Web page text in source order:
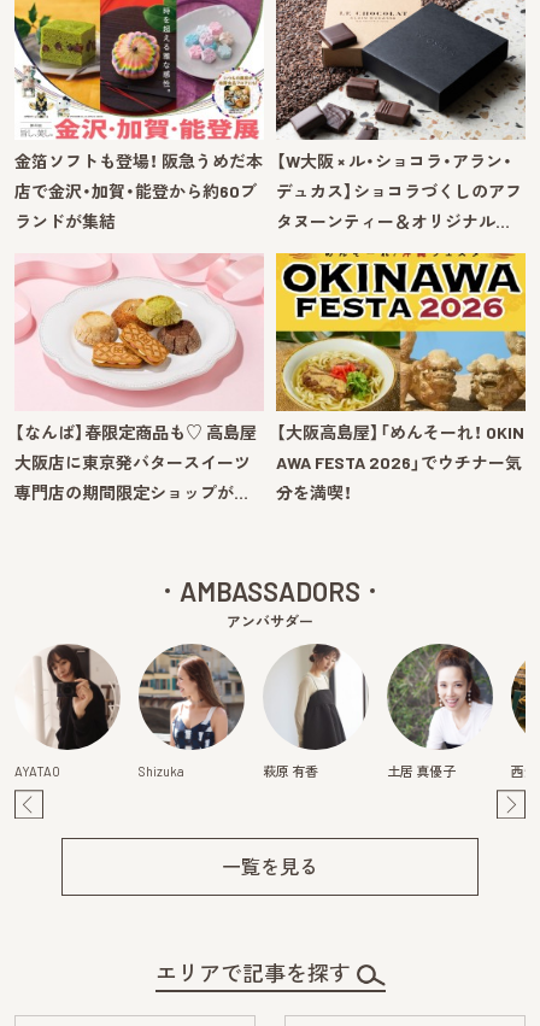
金箔ソフトも登場！ 阪急うめだ本
店で金沢・加賀・能登から約60ブ
ランドが集結
【W大阪 × ル・ショコラ・アラン・
デュカス】ショコラづくしのアフ
タヌーンティー＆オリジナル…
【なんば】春限定商品も♡ 高島屋
大阪店に東京発バタースイーツ
専門店の期間限定ショップが…
【大阪高島屋】「めんそーれ！ OKIN
AWA FESTA 2026」でウチナー気
分を満喫！
AMBASSADORS
アンバサダー
AYATAO Shizuka 萩原 有香 土居 真優子 西
一覧を見る
エリアで記事を探す